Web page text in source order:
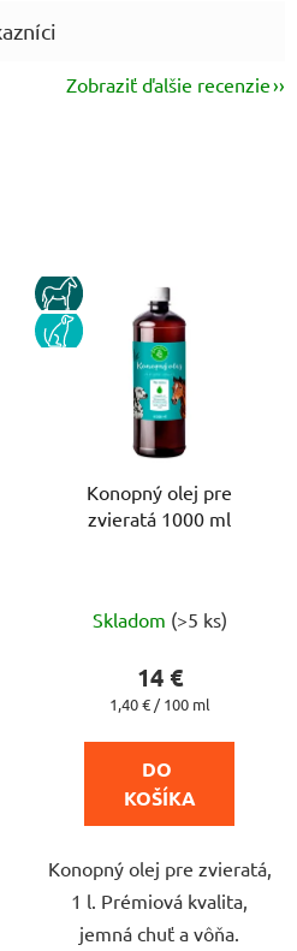
Zobraziť ďalšie recenzie
KUN
PES
Konopný olej pre
zvieratá 1000 ml
hodnotenie
je
z
5
hviezdičiek.
Skladom (>5 ks)
14 €
Jednotková
1,40 € / 100 ml
DO
KOŠÍKA
Konopný olej pre zvieratá,
1 l. Prémiová kvalita,
jemná chuť a vôňa.